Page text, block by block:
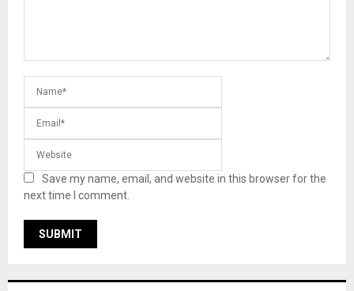
Save my name, email, and website in this browser for the
next time I comment.